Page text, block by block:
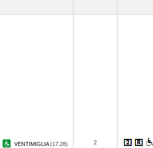
VENTIMIGLIA(17.28) 2